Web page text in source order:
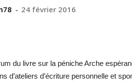
- 24 février 2016
du livre sur la péniche Arche
d’ateliers d’écriture personnelle et